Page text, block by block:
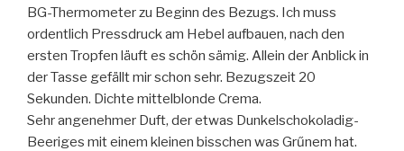
BG-Thermometer zu Beginn des Bezugs. Ich muss
ordentlich Pressdruck am Hebel aufbauen, nach den
ersten Tropfen läuft es schön sämig. Allein der Anblick in
der Tasse gefällt mir schon sehr. Bezugszeit 20
Sekunden. Dichte mittelblonde Crema.
Sehr angenehmer Duft, der etwas Dunkelschokoladig-
Beeriges mit einem kleinen bisschen was Grűnem hat.